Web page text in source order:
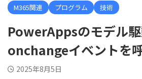
M365関連
プログラム 技術
PowerAppsのモデル
onchangeイベントを
2025年8月5日